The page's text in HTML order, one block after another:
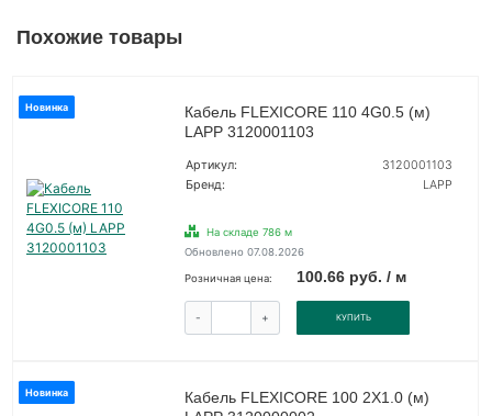
Похожие товары
Новинка
Кабель FLEXICORE 110 4G0.5 (м)
LAPP 3120001103
Артикул:
3120001103
Бренд:
LAPP
На складе 786 м
Обновлено 07.08.2026
Розничная цена: 100.66 руб. / м
- + КУПИТЬ
Новинка
Кабель FLEXICORE 100 2X1.0 (м)